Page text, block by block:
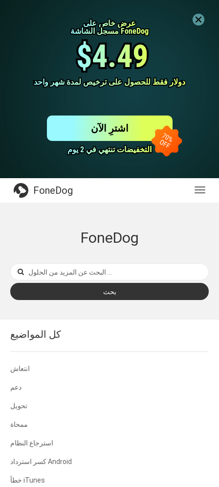
عرض خاص على
عرض خاص على
مسجل الشاشة FoneDog
مسجل الشاشة FoneDog
$4.49
$4.49
دولار فقط للحصول على ترخيص لمدة شهر واحد
دولار فقط للحصول على ترخيص لمدة شهر واحد
التخفيضات تنتهي في 2 يوم
التخفيضات تنتهي في 2 يوم
اشترِ الآن
FoneDog
FoneDog
بحث
كل المواضيع
انتعاش
دعم
تحويل
ممحاة
استرجاع النظام
كسر استرداد Android
خطأ iTunes